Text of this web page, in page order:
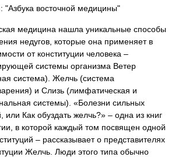
"Азбука восточной медицины"
медицина нашла уникальные способы
недугов, которые она применяет в
от конституции человека –
системы организма Ветер
система). Желчь (система
и Слизь (лимфатическая и
системы). «Болезни сильных
или Как обуздать желчь?» – одна из книг
в которой каждый том посвящен одной
– рассказывает о представителях
Желчь. Люди этого типа обычно